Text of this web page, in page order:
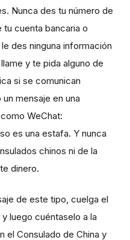
Nunca des tu número de
tu cuenta bancaria o
des ninguna información
y te pida alguno de
si se comunican
mensaje en una
WeChat:
es una estafa. Y nunca
chinos ni de la
dinero.
de este tipo, cuelga el
luego cuéntaselo a la
el Consulado de China y